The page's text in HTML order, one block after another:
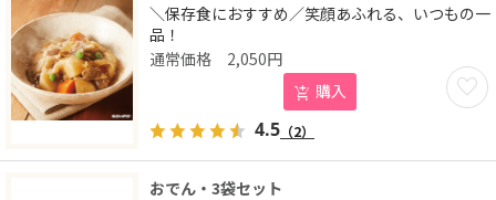
＼保存食におすすめ／笑顔あふれる、いつもの一
品！
お気
2,050円
購入
4.5 （2）
おでん・3袋セット